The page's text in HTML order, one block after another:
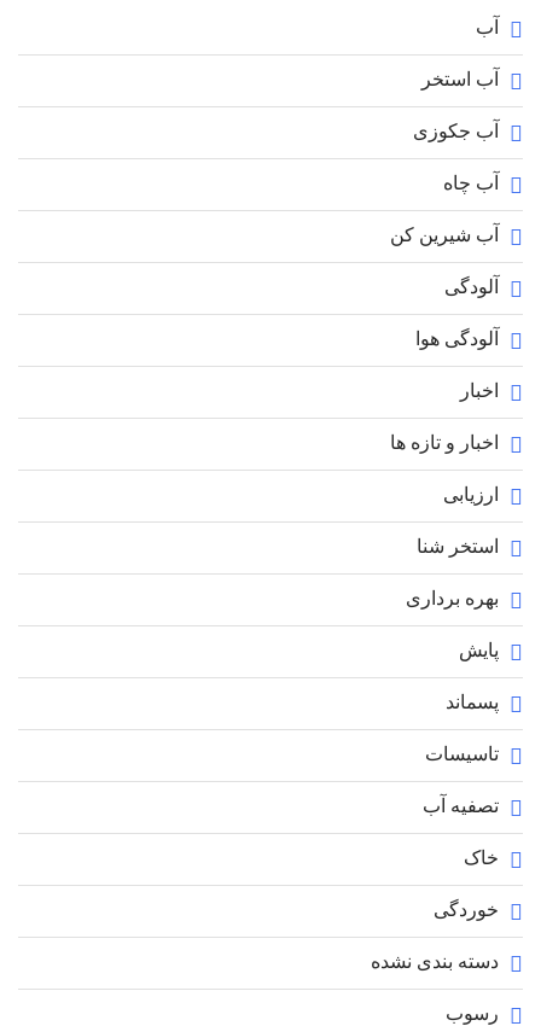
آب
آب استخر
آب جکوزی
آب چاه
آب شیرین کن
آلودگی
آلودگی هوا
اخبار
اخبار و تازه ها
ارزیابی
استخر شنا
بهره برداری
پایش
پسماند
تاسیسات
تصفیه آب
خاک
خوردگی
دسته بندی نشده
رسوب